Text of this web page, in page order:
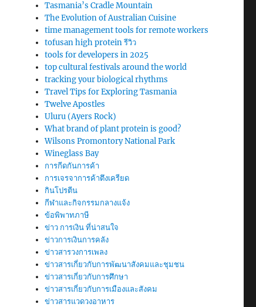
Tasmania’s Cradle Mountain
The Evolution of Australian Cuisine
time management tools for remote workers
tofusan high protein รีวิว
tools for developers in 2025
top cultural festivals around the world
tracking your biological rhythms
Travel Tips for Exploring Tasmania
Twelve Apostles
Uluru (Ayers Rock)
What brand of plant protein is good?
Wilsons Promontory National Park
Wineglass Bay
การกีดกันการค้า
การเจรจาการค้าตึงเครียด
กินโปรตีน
กีฬาและกิจกรรมกลางแจ้ง
ข้อพิพาทภาษี
ข่าว การเงิน ที่น่าสนใจ
ข่าวการเงินการคลัง
ข่าวสารวงการเพลง
ข่าวสารเกี่ยวกับการพัฒนาสังคมและชุมชน
ข่าวสารเกี่ยวกับการศึกษา
ข่าวสารเกี่ยวกับการเมืองและสังคม
ข่าวสารแวดวงอาหาร